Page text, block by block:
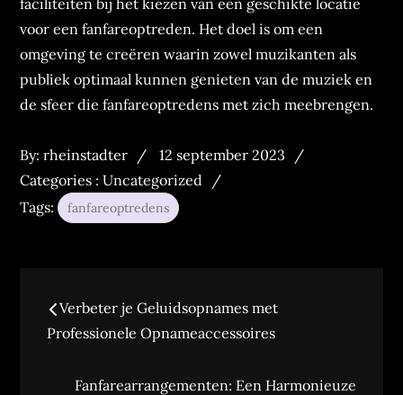
faciliteiten bij het kiezen van een geschikte locatie
voor een fanfareoptreden. Het doel is om een
omgeving te creëren waarin zowel muzikanten als
publiek optimaal kunnen genieten van de muziek en
de sfeer die fanfareoptredens met zich meebrengen.
By:rheinstadter
Posted
on
12 september 2023
Categories :Uncategorized
Tags:
fanfareoptredens
Bericht
navigatie
Verbeter je Geluidsopnames met
Professionele Opnameaccessoires
Fanfarearrangementen: Een Harmonieuze